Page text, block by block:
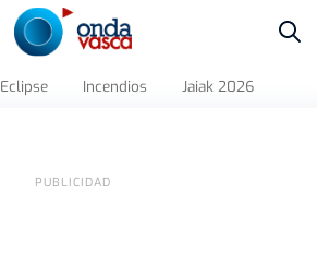
Eclipse Incendios Jaiak 2026